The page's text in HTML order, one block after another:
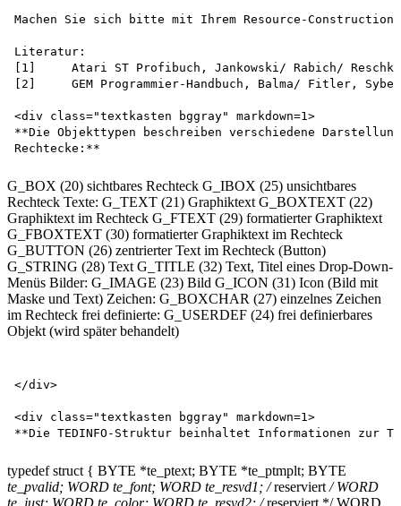
Machen Sie sich bitte mit Ihrem Resource-
Literatur:
[1]	Atari ST Profibuch, Jankowski/ Rabich/ Reschke, Sybex 1987/88/89
[2]	GEM Programmier-Handbuch, Balma/ Fitler, Sybex 1987/88
<div class="textkasten bggray" markdown=1>
**Die Objekttypen beschreiben verschiedene
G_BOX (20) sichtbares Rechteck G_IBOX (25) unsichtbares
Rechteck Texte: G_TEXT (21) Graphiktext G_BOXTEXT (22)
Graphiktext im Rechteck G_FTEXT (29) formatierter Graphiktext
G_FBOXTEXT (30) formatierter Graphiktext im Rechteck
G_BUTTON (26) zentrierter Text im Rechteck (Button)
G_STRING (28) Text G_TITLE (32) Text, Titel eines Drop-Down-
Menüs Bilder: G_IMAGE (23) Bild G_ICON (31) Icon (Bild mit
Maske und Text) Zeichen: G_BOXCHAR (27) einzelnes Zeichen
im Rechteck frei definierte: G_USERDEF (24) frei definierbares
Objekt (wird später behandelt)
</div>
<div class="textkasten bggray" markdown=1>
typedef struct { BYTE *te_ptext; BYTE *te_ptmplt; BYTE
te_pvalid; WORD te_font; WORD te_resvd1; /reserviert / WORD
te_just; WORD te_color; WORD te_resvd2; /reserviert */ WORD